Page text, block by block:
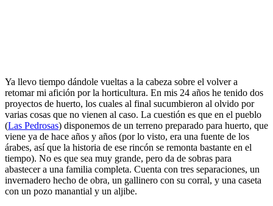
Ya llevo tiempo dándole vueltas a la cabeza sobre el volver a
retomar mi afición por la horticultura. En mis 24 años he tenido dos
proyectos de huerto, los cuales al final sucumbieron al olvido por
varias cosas que no vienen al caso. La cuestión es que en el pueblo
(Las Pedrosas) disponemos de un terreno preparado para huerto, que
viene ya de hace años y años (por lo visto, era una fuente de los
árabes, así que la historia de ese rincón se remonta bastante en el
tiempo). No es que sea muy grande, pero da de sobras para
abastecer a una familia completa. Cuenta con tres separaciones, un
invernadero hecho de obra, un gallinero con su corral, y una caseta
con un pozo manantial y un aljibe.